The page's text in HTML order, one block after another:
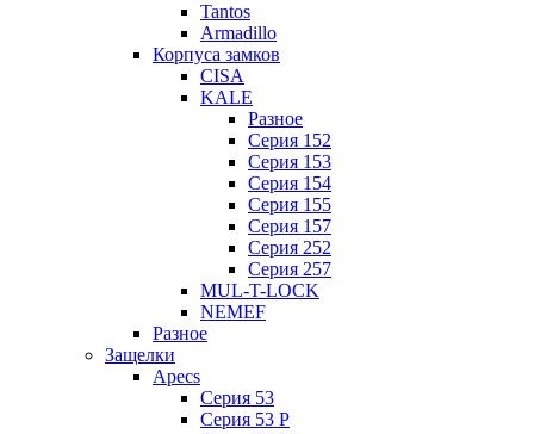
Tantos
Armadillo
Корпуса замков
CISA
KALE
Разное
Серия 152
Серия 153
Серия 154
Серия 155
Серия 157
Серия 252
Серия 257
MUL-T-LOCK
NEMEF
Разное
Защелки
Apecs
Серия 53
Серия 53 P